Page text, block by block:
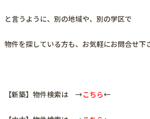
と言うように、 別の地域や、別の学区で
物件を探している方も、お気軽にお問合せ下
【新築】物件検索は →こちら←